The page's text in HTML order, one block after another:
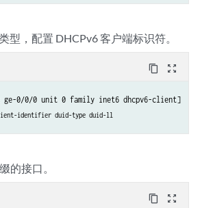
型，配置 DHCPv6 客户端标识符。
content_copy zoom_out_map
0/0/0 unit 0 family inet6 dhcpv6-client]
identifier duid-type duid-ll
的接口。
content_copy zoom_out_map